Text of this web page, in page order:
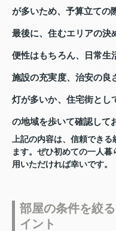
が多いため、予算立ての
最後に、住むエリアの決
便性はもちろん、日常生
施設の充実度、治安の良
灯が多いか、住宅街とし
の地域を歩いて確認して
上記の内容は、信頼できる
ます。ぜひ初めての一人
用いただければ幸いです。
部屋の条件を絞
イント